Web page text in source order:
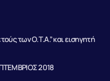
των Ο.Τ.Α.” και εισηγητή
2018